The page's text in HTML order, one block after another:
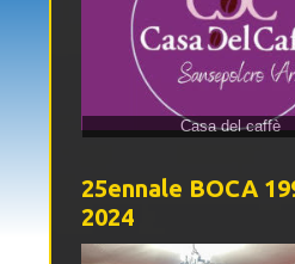
25ennale BOCA
2024